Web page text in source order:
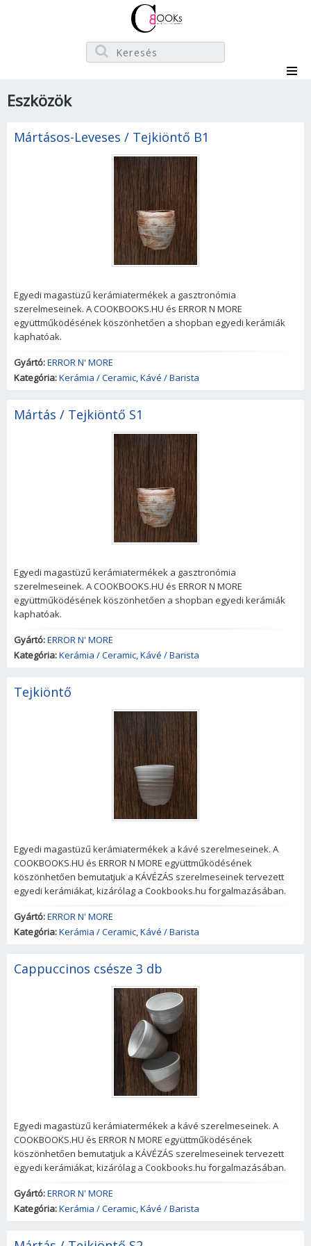
Eszközök
Mártásos-Leveses / Tejkiöntő B1
Egyedi magastüzű kerámiatermékek a gasztronómia
szerelmeseinek. A COOKBOOKS.HU és ERROR N MORE
együttműködésének köszönhetően a shopban egyedi kerámiák
kaphatóak.
Gyártó:ERROR N' MORE
Kategória:Kerámia / Ceramic,Kávé / Barista
Mártás / Tejkiöntő S1
Egyedi magastüzű kerámiatermékek a gasztronómia
szerelmeseinek. A COOKBOOKS.HU és ERROR N MORE
együttműködésének köszönhetően a shopban egyedi kerámiák
kaphatóak.
Gyártó:ERROR N' MORE
Kategória:Kerámia / Ceramic,Kávé / Barista
Tejkiöntő
Egyedi magastüzű kerámiatermékek a kávé szerelmeseinek. A
COOKBOOKS.HU és ERROR N MORE együttműködésének
köszönhetően bemutatjuk a KÁVÉZÁS szerelmeseinek tervezett
egyedi kerámiákat, kizárólag a Cookbooks.hu forgalmazásában.
Gyártó:ERROR N' MORE
Kategória:Kerámia / Ceramic,Kávé / Barista
Cappuccinos csésze 3 db
Egyedi magastüzű kerámiatermékek a kávé szerelmeseinek. A
COOKBOOKS.HU és ERROR N MORE együttműködésének
köszönhetően bemutatjuk a KÁVÉZÁS szerelmeseinek tervezett
egyedi kerámiákat, kizárólag a Cookbooks.hu forgalmazásában.
Gyártó:ERROR N' MORE
Kategória:Kerámia / Ceramic,Kávé / Barista